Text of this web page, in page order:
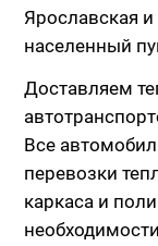
Ярославская
населенный
Доставляем
Все
перевозки
каркаса и